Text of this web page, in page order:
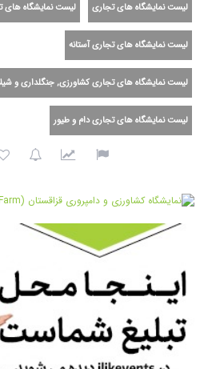
لیست نمایشگاه های تجاری لیست نمایشگاه های
لیست نمایشگاه های تجاری آستانه
لیست نمایشگاه های تجاری کشاورزی, جنگلداری و
لیست نمایشگاه های تجاری دام و طیور